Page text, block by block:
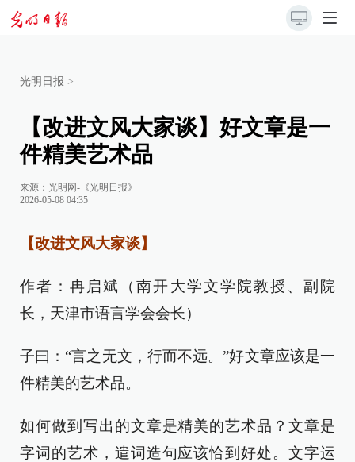
光明日报 >
【改进文风大家谈】好文章是一
件精美艺术品
来源： 光明网-《光明日报》
2026-05-08 04:35
【改进文风大家谈】
作者：冉启斌（南开大学文学院教授、副院
长，天津市语言学会会长）
子曰：“言之无文，行而不远。”好文章应该是一
件精美的艺术品。
如何做到写出的文章是精美的艺术品？文章是
字词的艺术，遣词造句应该恰到好处。文字运